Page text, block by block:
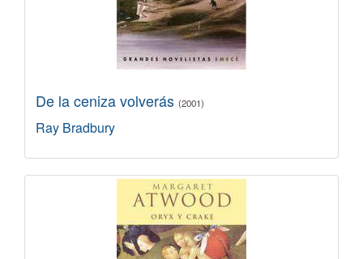
De la ceniza volverás (2001)
Ray Bradbury